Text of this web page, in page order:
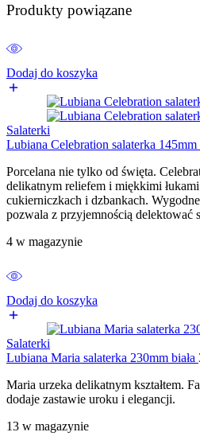
Produkty powiązane
Dodaj do koszyka
Salaterki
Lubiana Celebration salaterka 145mm
Porcelana nie tylko od święta.
delikatnym reliefem i miękkimi
cukierniczkach i dzbankach.
pozwala z przyjemnością delektować
4 w magazynie
Dodaj do koszyka
Salaterki
Lubiana Maria salaterka 230mm biała
Maria urzeka delikatnym kształtem.
dodaje zastawie uroku i elegancji.
13 w magazynie